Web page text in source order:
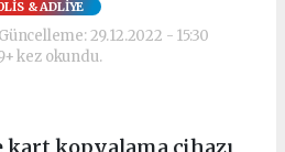
& ADLİYE
29.12.2022 - 15:30
kez okundu.
kart kopyalama cihazı